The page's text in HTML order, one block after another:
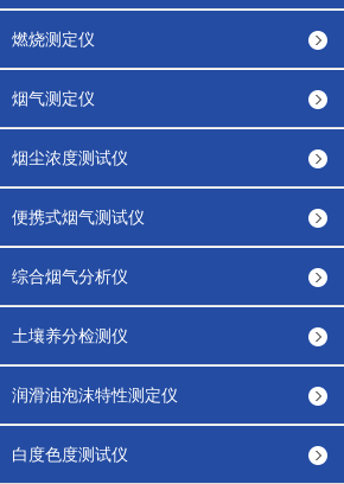
燃烧测定仪
烟气测定仪
烟尘浓度测试仪
便携式烟气测试仪
综合烟气分析仪
土壤养分检测仪
润滑油泡沫特性测定仪
白度色度测试仪